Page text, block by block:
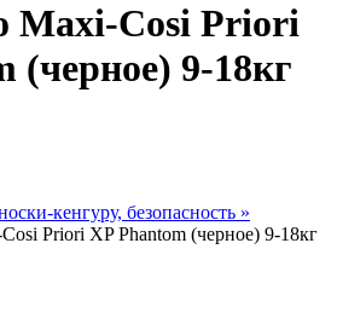
Maxi-Cosi Priori
(черное) 9-18кг
кенгуру, безопасность »
Priori XP Phantom (черное) 9-18кг